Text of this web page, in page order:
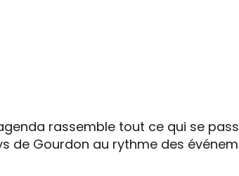
aux favoris
rassemble tout ce qui se
de Gourdon au rythme des